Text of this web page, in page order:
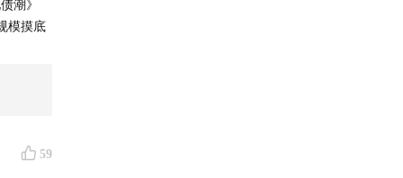
潮》
模摸底
59